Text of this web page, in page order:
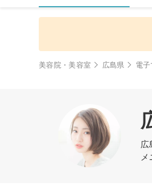
美容院・美容室 広島県 電
広